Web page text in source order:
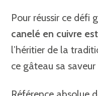
Pour réussir ce défi
canelé en cuivre
l’héritier de la
ce gâteau sa